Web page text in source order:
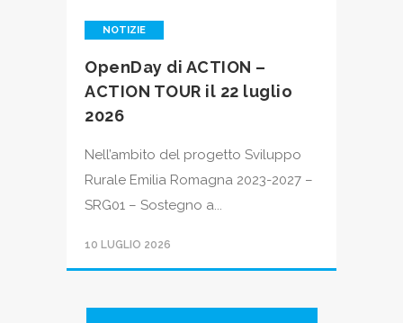
NOTIZIE
OpenDay di ACTION –
ACTION TOUR il 22 luglio
2026
Nell’ambito del progetto Sviluppo
Rurale Emilia Romagna 2023-2027 –
SRG01 – Sostegno a...
10 LUGLIO 2026